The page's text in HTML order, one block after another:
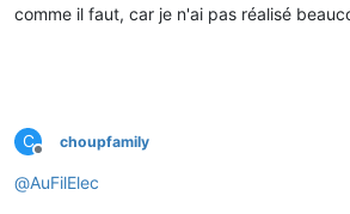
comme il faut, car je n'ai pas réalisé
C
Offline
choupfamily
@AuFilElec